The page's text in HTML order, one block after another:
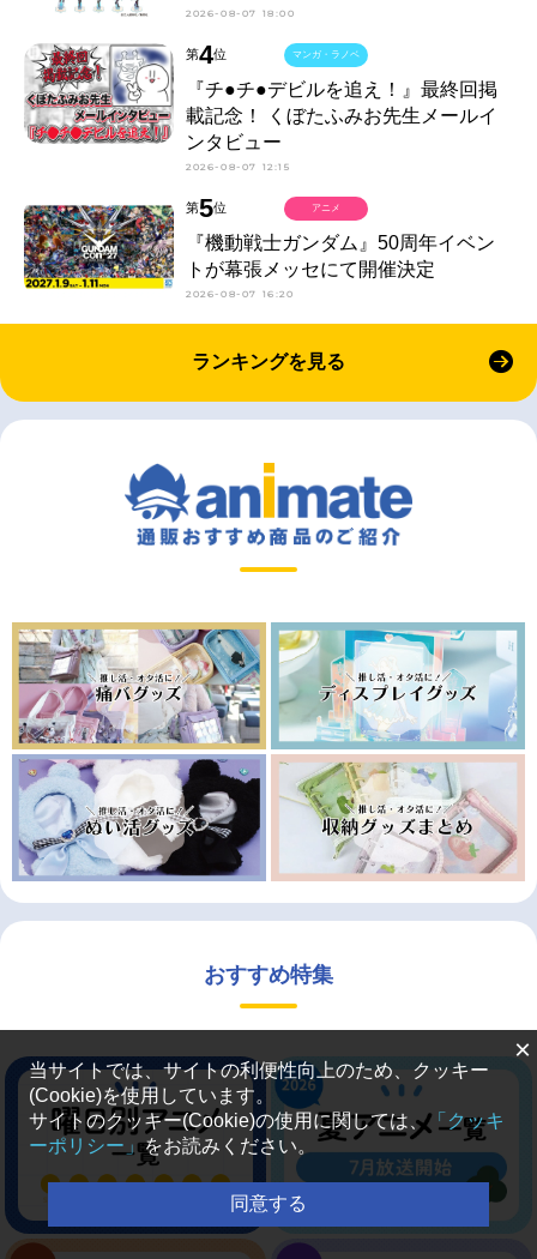
2026-08-07 18:00
第4位
『チ●チ●デビルを追え！』最終回掲
載記念！ くぼたふみお先生メールイ
ンタビュー
2026-08-07 12:15
マンガ・ラノベ
第5位
『機動戦士ガンダム』50周年イベン
トが幕張メッセにて開催決定
2026-08-07 16:20
アニメ
ランキングを見る
おすすめ特集
×
当サイトでは、サイトの利便性向上のため、クッキー
(Cookie)を使用しています。
サイトのクッキー(Cookie)の使用に関しては、「クッキ
ーポリシー」をお読みください。
同意する